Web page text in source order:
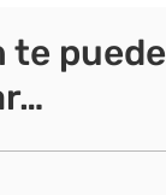
te puede